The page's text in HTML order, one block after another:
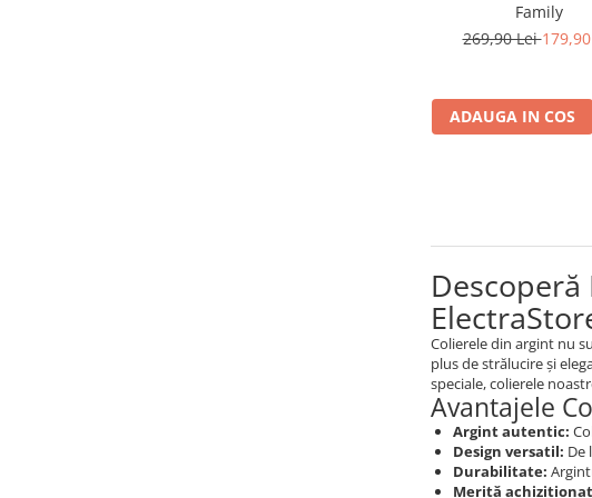
Family
269,90 Lei
ADAUGA IN COS
Colierele din argint nu
plus de strălucire și
speciale, colierele
Avantajele
Argint autentic:
Design versatil: De
Durabilitate:
Merită